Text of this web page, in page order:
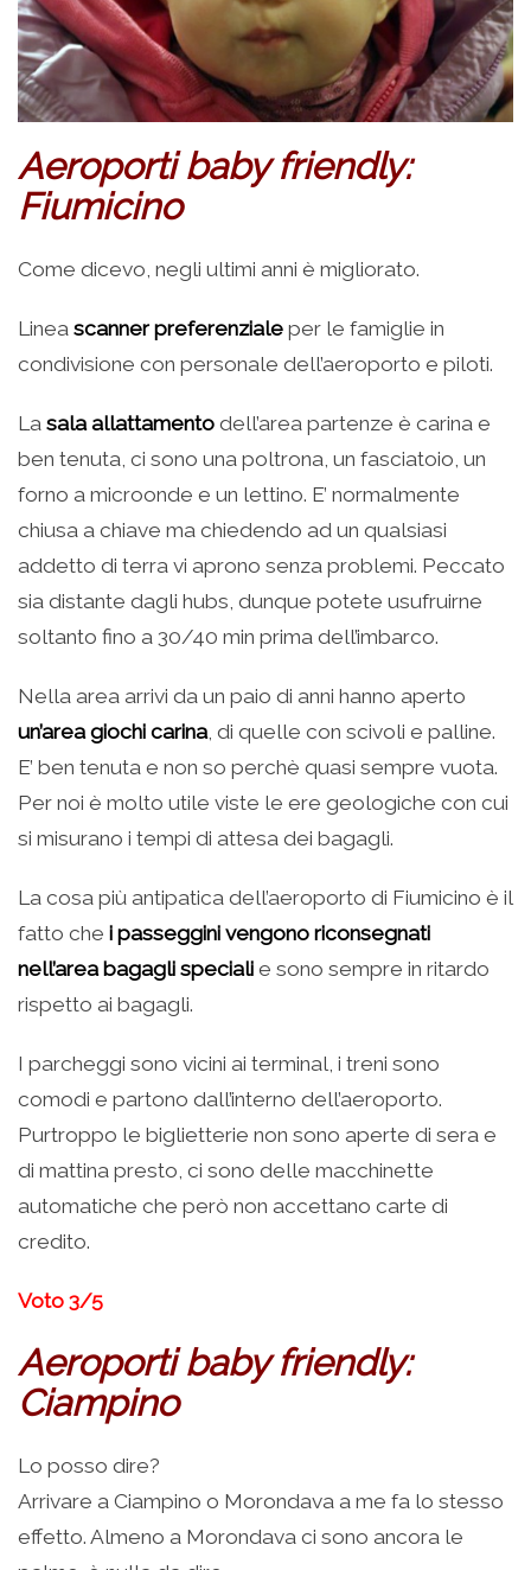
Aeroporti baby friendly:
Fiumicino
Come dicevo, negli ultimi anni è migliorato.
Linea scanner preferenziale per le famiglie in
condivisione con personale dell’aeroporto e piloti.
La sala allattamento dell’area partenze è carina e
ben tenuta, ci sono una poltrona, un fasciatoio, un
forno a microonde e un lettino. E’ normalmente
chiusa a chiave ma chiedendo ad un qualsiasi
addetto di terra vi aprono senza problemi. Peccato
sia distante dagli hubs, dunque potete usufruirne
soltanto fino a 30/40 min prima dell’imbarco.
Nella area arrivi da un paio di anni hanno aperto
un’area giochi carina, di quelle con scivoli e palline.
E’ ben tenuta e non so perchè quasi sempre vuota.
Per noi è molto utile viste le ere geologiche con cui
si misurano i tempi di attesa dei bagagli.
La cosa più antipatica dell’aeroporto di Fiumicino è il
fatto che i passeggini vengono riconsegnati
nell’area bagagli speciali e sono sempre in ritardo
rispetto ai bagagli.
I parcheggi sono vicini ai terminal, i treni sono
comodi e partono dall’interno dell’aeroporto.
Purtroppo le biglietterie non sono aperte di sera e
di mattina presto, ci sono delle macchinette
automatiche che però non accettano carte di
credito.
Voto 3/5
Aeroporti baby friendly:
Ciampino
Lo posso dire?
Arrivare a Ciampino o Morondava a me fa lo stesso
effetto. Almeno a Morondava ci sono ancora le